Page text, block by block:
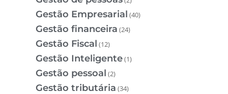
Gestão Empresarial (40)
Gestão financeira (24)
Gestão Fiscal (12)
Gestão Inteligente(1)
Gestão pessoal (2)
Gestão tributária (34)